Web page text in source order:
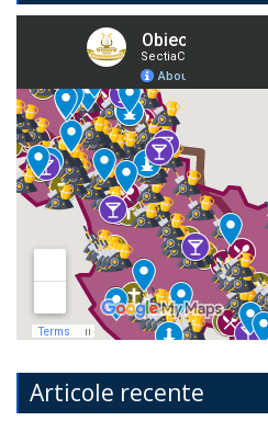
Articole recente